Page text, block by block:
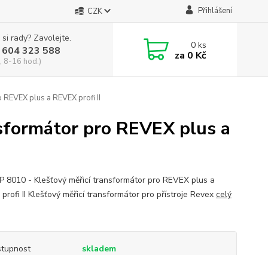
CZK Přihlášení
rady? Zavolejte.
323 588
8-16 hod.)
0ks
za 0 Kč
plus a REVEX profi II
pro REVEX plus a
8010 - Klešťový měřicí transformátor pro REVEX plus a
profi II Klešťový měřicí transformátor pro přístroje Revex celý
skladem